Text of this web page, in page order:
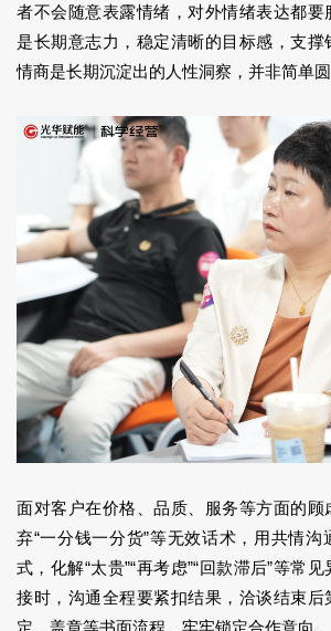
者不会随意表露情绪，对外情绪表达都要
是长期意志力，稳定清晰的目标感，支撑
情商是长期沉淀出的人性洞察，并非简单圆
面对客户在价格、品质、服务等方面的顾
弃“一分钱一分货”等无效话术，用共情
式，化解“太贵”“再考虑”“回款滞后”等常
接时，沟通全程要紧扣结果，洽谈结束后
定、盖章等书面流程，牢牢锁定合作意向。